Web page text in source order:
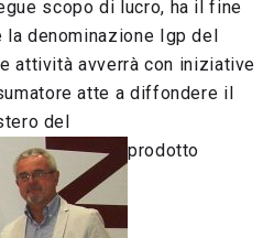
scopo di lucro, ha il fine
denominazione Igp del
attività avverrà con iniziative
atte a diffondere il
del
prodotto